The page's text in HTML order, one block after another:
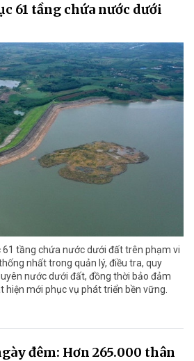
61 tầng chứa nước dưới
61 tầng chứa nước dưới đất trên phạm vi
nhất trong quản lý, điều tra, quy
nước dưới đất, đồng thời bảo đảm
hiện mới phục vụ phát triển bền vững.
đêm: Hơn 265.000 thân